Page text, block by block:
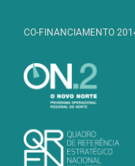
CO-FINANCIAMENTO